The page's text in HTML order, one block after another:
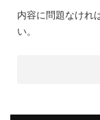
内容に問題なけれ
い。